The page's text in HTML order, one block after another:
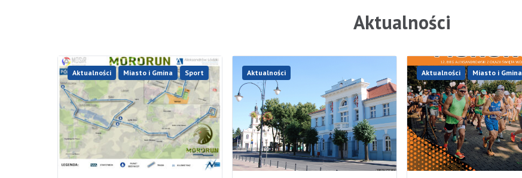
Aktualności
Aktualności Miasto i Gmina Sport Aktualności Aktualności Miasto i Gmina